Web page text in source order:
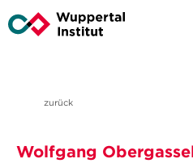
zurück
Wolfgang